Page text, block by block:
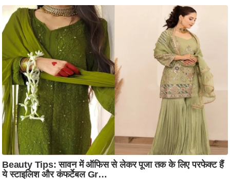
ध
र्म
ज्यो
ति
ष
प्र
भु
म
हि
मा
/
ध
र्म